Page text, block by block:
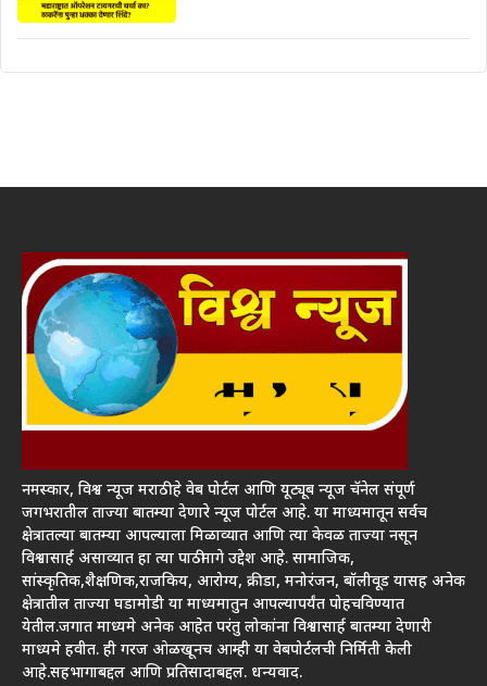
नमस्कार, विश्व न्यूज मराठी हे वेब पोर्टल आणि यूट्यूब न्यूज चॅनेल संपूर्ण
जगभरातील ताज्या बातम्या देणारे न्यूज पोर्टल आहे. या माध्यमातून सर्वच
क्षेत्रातल्या बातम्या आपल्याला मिळाव्यात आणि त्या केवळ ताज्या नसून
विश्वासार्ह असाव्यात हा त्या पाठीमागे उद्देश आहे. सामाजिक,
सांस्कृतिक,शैक्षणिक,राजकिय, आरोग्य, क्रीडा, मनोरंजन, बॉलीवूड यासह अनेक
क्षेत्रातील ताज्या घडामोडी या माध्यमातुन आपल्यापर्यंत पोहचविण्यात
येतील.जगात माध्यमे अनेक आहेत परंतु लोकांना विश्वासार्ह बातम्या देणारी
माध्यमे हवीत. ही गरज ओळखूनच आम्ही या वेबपोर्टलची निर्मिती केली
आहे.सहभागाबद्दल आणि प्रतिसादाबद्दल. धन्यवाद.